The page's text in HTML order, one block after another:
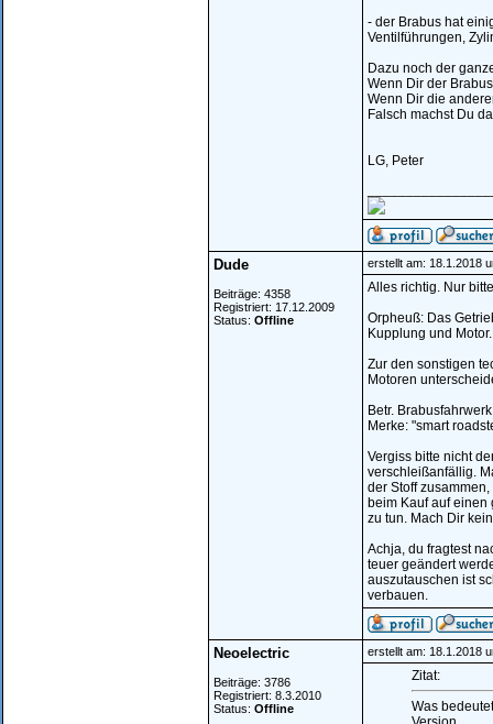
- der Brabus hat
Ventilführungen,
Dazu noch der
Wenn Dir der
Wenn Dir die
Falsch machst Du
LG, Peter
Dude
Beiträge: 4358
Registriert: 17.12.2009
Status: Offline
erstellt am: 18.1.2018
Alles richtig. Nur
Orpheuß: Das
Kupplung und
Zur den sonstigen
Motoren
Betr.
Merke: "smart
Vergiss bitte nicht
verschleißanfällig.
der Stoff
beim Kauf auf
zu tun. Mach Dir
Achja, du fragtest
teuer geändert
auszutauschen ist
verbauen.
Neoelectric
Beiträge: 3786
Registriert: 8.3.2010
Status: Offline
erstellt am: 18.1.2018
Zitat:
Was